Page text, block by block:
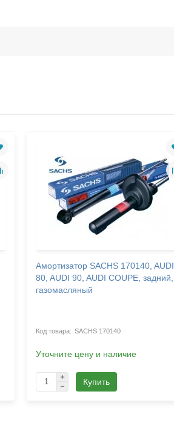
Амортизатор SACHS 170140, AUDI
80, AUDI 90, AUDI COUPE, задний,
газомасляный
SACHS 170140
Уточните цену и наличие
Купить